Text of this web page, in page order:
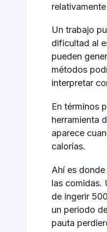
Un trabajo
dificultad al
pueden
métodos
interpretar
En términos
herramienta
aparece
calorías.
Ahí es
las comidas.
de ingerir
un periodo
pauta